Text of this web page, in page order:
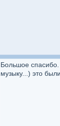
Большое
музыку...) это